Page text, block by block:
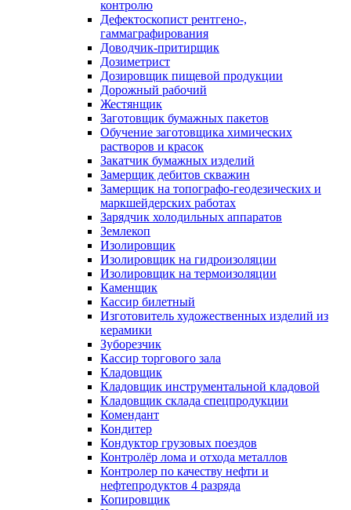
контролю
Дефектоскопист рентгено-,
гаммаграфирования
Доводчик-притирщик
Дозиметрист
Дозировщик пищевой продукции
Дорожный рабочий
Жестянщик
Заготовщик бумажных пакетов
Обучение заготовщика химических
растворов и красок
Закатчик бумажных изделий
Замерщик дебитов скважин
Замерщик на топографо-геодезических и
маркшейдерских работах
Зарядчик холодильных аппаратов
Землекоп
Изолировщик
Изолировщик на гидроизоляции
Изолировщик на термоизоляции
Каменщик
Кассир билетный
Изготовитель художественных изделий из
керамики
Зуборезчик
Кассир торгового зала
Кладовщик
Кладовщик инструментальной кладовой
Кладовщик склада спецпродукции
Комендант
Кондитер
Кондуктор грузовых поездов
Контролёр лома и отхода металлов
Контролер по качеству нефти и
нефтепродуктов 4 разряда
Копировщик